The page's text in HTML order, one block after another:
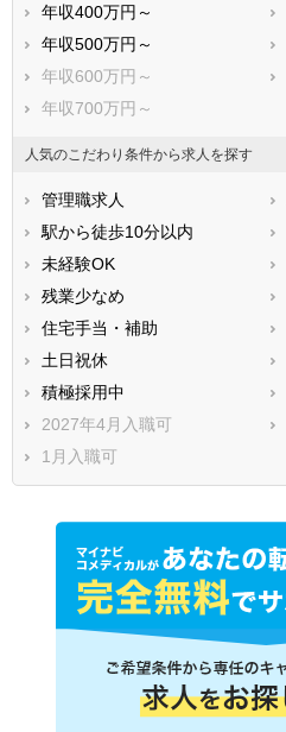
年収400万円～
年収500万円～
年収600万円～
年収700万円～
人気のこだわり条件から求人を探す
管理職求人
駅から徒歩10分以内
未経験OK
残業少なめ
住宅手当・補助
土日祝休
積極採用中
2027年4月入職可
1月入職可